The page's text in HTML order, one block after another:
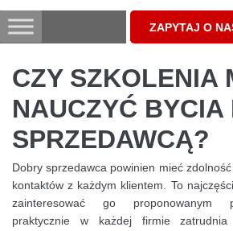
ZAPYTAJ O
CZY SZKOLENIA
NAUCZYĆ BYCIA
SPRZEDAWCĄ?
Dobry sprzedawca powinien mieć zdolność
kontaktów z każdym klientem. To
zainteresować go proponowanym
praktycznie w każdej firmie zatrudnia